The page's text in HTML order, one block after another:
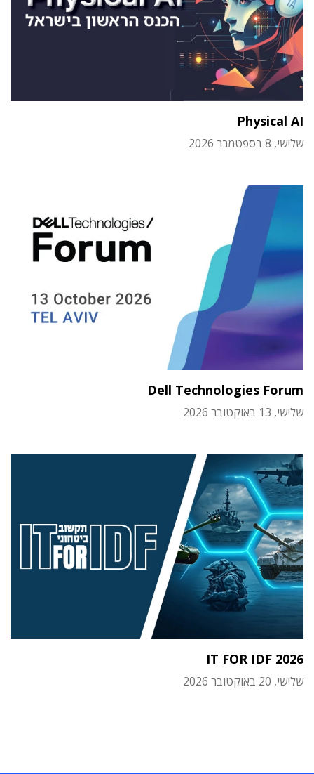
Physical AI
שלישי, 8 בספטמבר 2026
Dell Technologies Forum
שלישי, 13 באוקטובר 2026
IT FOR IDF 2026
שלישי, 20 באוקטובר 2026